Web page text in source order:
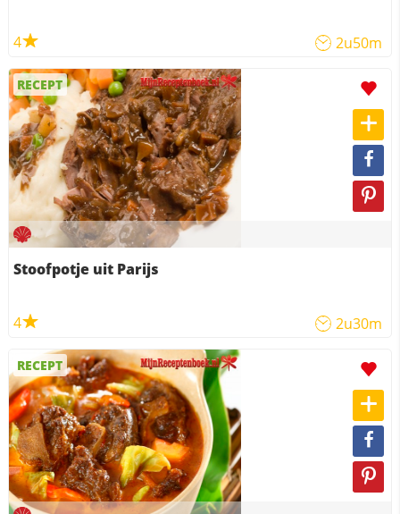
4 2u50m
RECEPT
Stoofpotje uit Parijs
4 2u30m
RECEPT